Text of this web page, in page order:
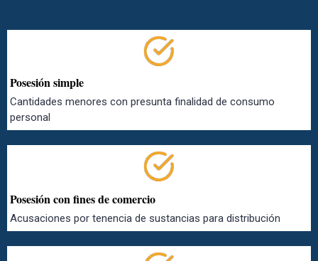
Posesión simple
Cantidades menores con presunta finalidad de consumo
personal
Posesión con fines de comercio
Acusaciones por tenencia de sustancias para distribución